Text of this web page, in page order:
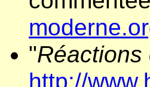
"Réactions
http://